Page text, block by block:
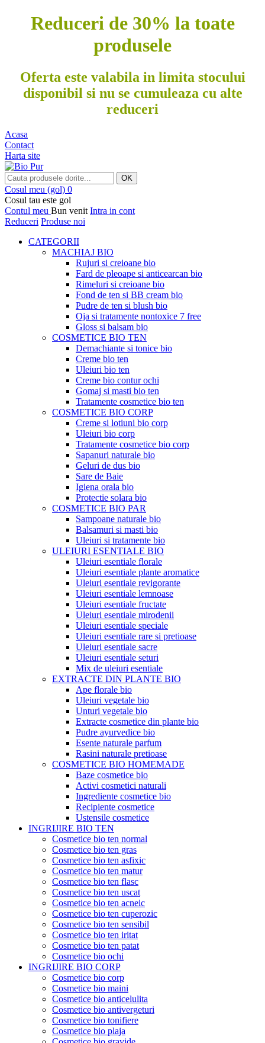
Reduceri de 30% la toate
produsele
Oferta este valabila in limita stocului
disponibil si nu se cumuleaza cu alte
reduceri
Acasa
Contact
Harta site
OK
Cosul meu (gol) 0
Cosul tau este gol
Contul meu Bun venit Intra in cont
Reduceri Produse noi
CATEGORII
MACHIAJ BIO
Rujuri si creioane bio
Fard de pleoape si anticearcan bio
Rimeluri si creioane bio
Fond de ten si BB cream bio
Pudre de ten si blush bio
Oja si tratamente nontoxice 7 free
Gloss si balsam bio
COSMETICE BIO TEN
Demachiante si tonice bio
Creme bio ten
Uleiuri bio ten
Creme bio contur ochi
Gomaj si masti bio ten
Tratamente cosmetice bio ten
COSMETICE BIO CORP
Creme si lotiuni bio corp
Uleiuri bio corp
Tratamente cosmetice bio corp
Sapanuri naturale bio
Geluri de dus bio
Sare de Baie
Igiena orala bio
Protectie solara bio
COSMETICE BIO PAR
Sampoane naturale bio
Balsamuri si masti bio
Uleiuri si tratamente bio
ULEIURI ESENTIALE BIO
Uleiuri esentiale florale
Uleiuri esentiale plante aromatice
Uleiuri esentiale revigorante
Uleiuri esentiale lemnoase
Uleiuri esentiale fructate
Uleiuri esentiale mirodenii
Uleiuri esentiale speciale
Uleiuri esentiale rare si pretioase
Uleiuri esentiale sacre
Uleiuri esentiale seturi
Mix de uleiuri esentiale
EXTRACTE DIN PLANTE BIO
Ape florale bio
Uleiuri vegetale bio
Unturi vegetale bio
Extracte cosmetice din plante bio
Pudre ayurvedice bio
Esente naturale parfum
Rasini naturale pretioase
COSMETICE BIO HOMEMADE
Baze cosmetice bio
Activi cosmetici naturali
Ingrediente cosmetice bio
Recipiente cosmetice
Ustensile cosmetice
INGRIJIRE BIO TEN
Cosmetice bio ten normal
Cosmetice bio ten gras
Cosmetice bio ten asfixic
Cosmetice bio ten matur
Cosmetice bio ten flasc
Cosmetice bio ten uscat
Cosmetice bio ten acneic
Cosmetice bio ten cuperozic
Cosmetice bio ten sensibil
Cosmetice bio ten iritat
Cosmetice bio ten patat
Cosmetice bio ochi
INGRIJIRE BIO CORP
Cosmetice bio corp
Cosmetice bio maini
Cosmetice bio anticelulita
Cosmetice bio antivergeturi
Cosmetice bio tonifiere
Cosmetice bio plaja